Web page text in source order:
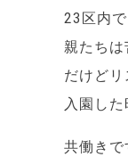
23区内
親たち
だけど
入園し
共働き